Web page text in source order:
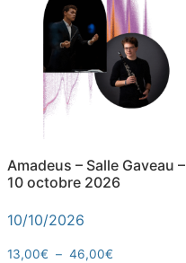
Amadeus – Salle Gaveau –
10 octobre 2026
10/10/2026
13,00€ – 46,00€